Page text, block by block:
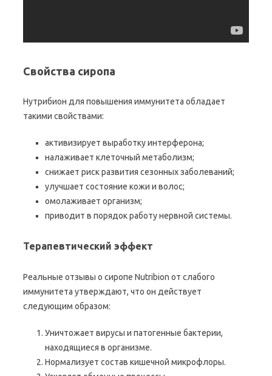
Свойства сиропа
Нутрибион для повышения иммунитета обладает
такими свойствами:
активизирует выработку интерферона;
налаживает клеточный метаболизм;
снижает риск развития сезонных заболеваний;
улучшает состояние кожи и волос;
омолаживает организм;
приводит в порядок работу нервной системы.
Терапевтический эффект
Реальные отзывы о сиропе Nutribion от слабого
иммунитета утверждают, что он действует
следующим образом:
Уничтожает вирусы и патогенные бактерии,
находящиеся в организме.
Нормализует состав кишечной микрофлоры.